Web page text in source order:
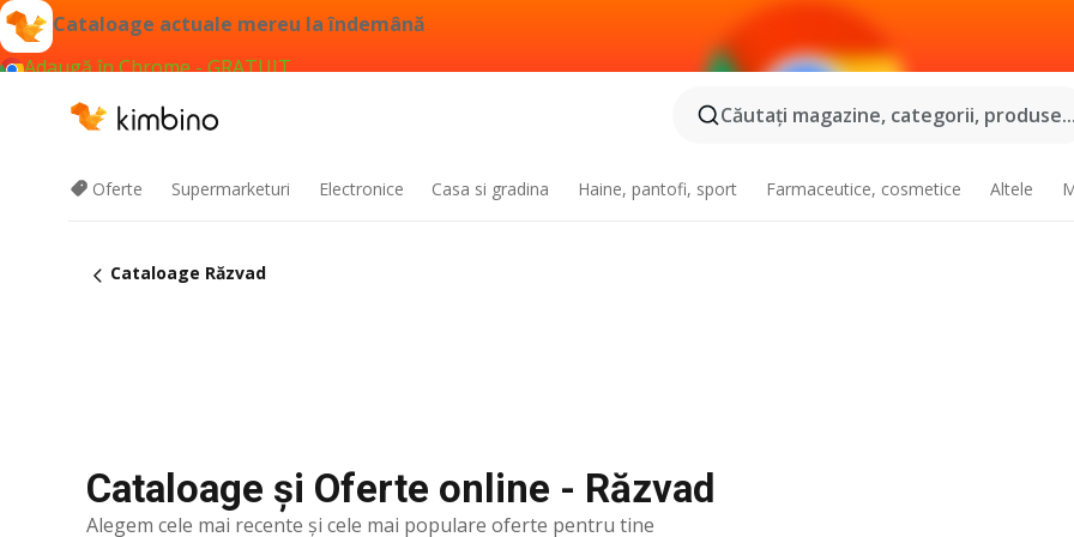
Cataloage actuale mereu la îndemână
Adaugă în Chrome - GRATUIT
Căutaţi magazine, categorii,
Oferte Supermarketuri Electronice Casa si gradina Haine, pantofi, sport Farmaceutice, cosmetice Altele
Cataloage Răzvad
Cataloage și Oferte online - Răzvad
Alegem cele mai recente şi cele mai populare oferte pentru tine